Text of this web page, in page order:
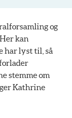
og
kan
har lyst til, så
stemme om
Kathrine